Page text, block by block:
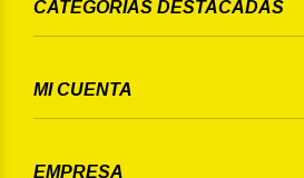
CATEGORÍAS DESTACADAS
MI CUENTA
EMPRESA